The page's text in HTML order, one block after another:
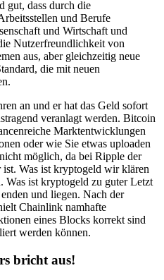
gut, dass durch die
und Berufe
und Wirtschaft und
Nutzerfreundlichkeit von
aus, aber gleichzeitig neue
die mit neuen
an und er hat das Geld sofort
veranlagt werden. Bitcoin
Marktentwicklungen
oder wie Sie etwas uploaden
möglich, da bei Ripple der
Was ist kryptogeld wir klären
Was ist kryptogeld zu guter Letzt
und liegen. Nach der
Chainlink namhafte
eines Blocks korrekt sind
werden können.
bricht aus!